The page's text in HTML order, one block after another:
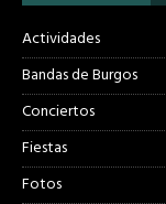
Actividades
Bandas de Burgos
Conciertos
Fiestas
Fotos